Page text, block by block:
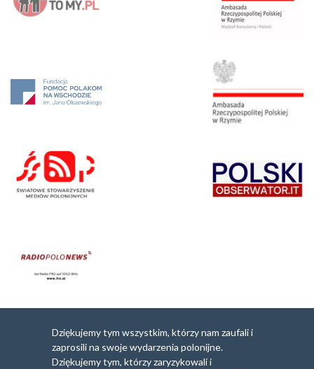
Dziękujemy tym wszystkim, którzy nam zaufali i
zaprosili na swoje wydarzenia polonijne.
Dziękujemy tym, którzy zaryzykowali i